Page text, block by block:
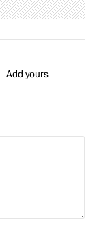
Add yours